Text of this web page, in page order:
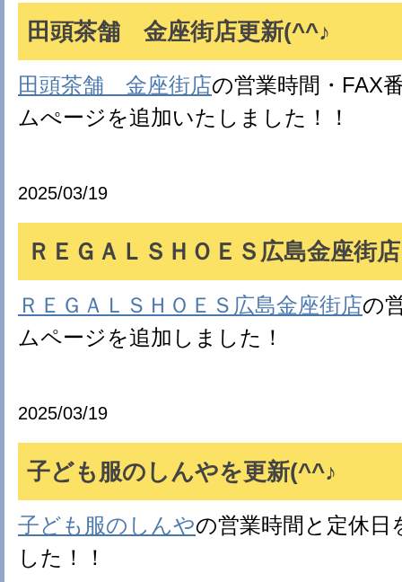
田頭茶舗 金座街店更新(^^♪
田頭茶舗 金座街店の営業時間・FAX
ムぺージを追加いたしました！！
2025/03/19
ＲＥＧＡＬＳＨＯＥＳ広島金座街
ＲＥＧＡＬＳＨＯＥＳ広島金座街店の
ムページを追加しました！
2025/03/19
子ども服のしんやを更新(^^♪
子ども服のしんやの営業時間と定休日
した！！